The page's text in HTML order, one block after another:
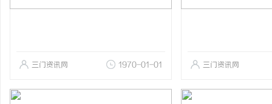
三门资讯网 1970-01-01 三门资讯网